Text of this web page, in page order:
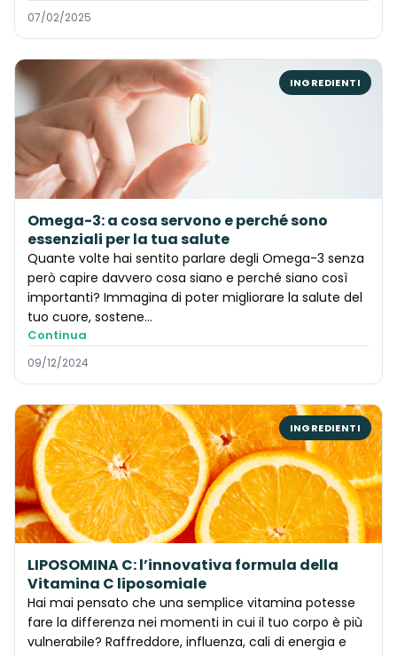
07/02/2025
INGREDIENTI
Omega-3: a cosa servono e perché sono
essenziali per la tua salute
Quante volte hai sentito parlare degli Omega-3 senza
però capire davvero cosa siano e perché siano così
importanti? Immagina di poter migliorare la salute del
tuo cuore, sostene...
Continua
09/12/2024
INGREDIENTI
LIPOSOMINA C: l’innovativa formula della
Vitamina C liposomiale
Hai mai pensato che una semplice vitamina potesse
fare la differenza nei momenti in cui il tuo corpo è più
vulnerabile? Raffreddore, influenza, cali di energia e